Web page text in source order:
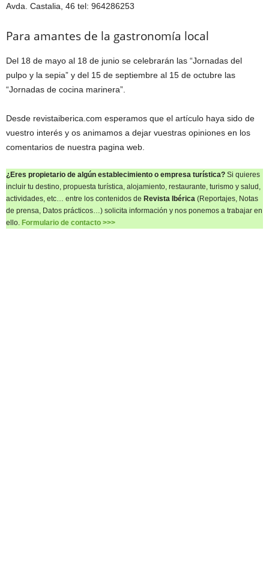
Avda. Castalia, 46 tel: 964286253
Para amantes de la gastronomía local
Del 18 de mayo al 18 de junio se celebrarán las “Jornadas del
pulpo y la sepia” y del 15 de septiembre al 15 de octubre las
“Jornadas de cocina marinera”.
Desde revistaiberica.com esperamos que el artículo haya sido de
vuestro interés y os animamos a dejar vuestras opiniones en los
comentarios de nuestra pagina web.
¿Eres propietario de algún establecimiento o empresa turística? Si quieres
incluir tu destino, propuesta turística, alojamiento, restaurante, turismo y salud,
actividades, etc… entre los contenidos de Revista Ibérica (Reportajes, Notas
de prensa, Datos prácticos…) solicita información y nos ponemos a trabajar en
ello. Formulario de contacto >>>